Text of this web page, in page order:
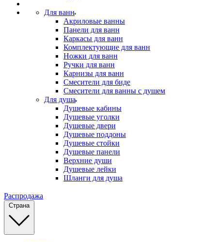
Для ванн
Акриловые ванны
Панели для ванн
Каркасы для ванн
Комплектующие для ванн
Ножки для ванн
Ручки для ванн
Карнизы для ванн
Смесители для биде
Смесители для ванны с душем
Для душа
Душевые кабины
Душевые уголки
Душевые двери
Душевые поддоны
Душевые стойки
Душевые панели
Верхние души
Душевые лейки
Шланги для душа
Распродажа
Страна